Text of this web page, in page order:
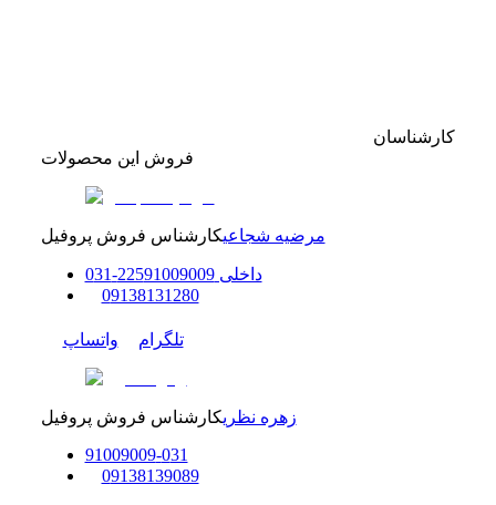
کارشناسان
فروش این محصولات
مرضیه شجاعیکارشناس فروش پروفیل
داخلی 22591009009
-
031
09138131280
تلگرام واتساپ
زهره نظریکارشناس فروش پروفیل
91009009-031
09138139089